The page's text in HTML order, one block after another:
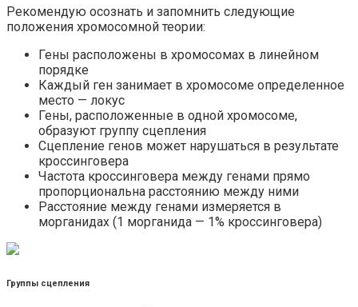
Рекомендую осознать и запомнить следующие
положения хромосомной теории:
Гены расположены в хромосомах в линейном
порядке
Каждый ген занимает в хромосоме определенное
место — локус
Гены, расположенные в одной хромосоме,
образуют группу сцепления
Сцепление генов может нарушаться в результате
кроссинговера
Частота кроссинговера между генами прямо
пропорциональна расстоянию между ними
Расстояние между генами измеряется в
морганидах (1 морганида — 1% кроссинговера)
Группы сцепления